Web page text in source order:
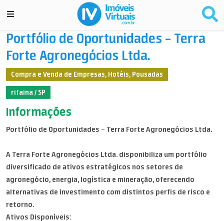
Portfólio de Oportunidades – Terra
Forte Agronegócios Ltda.
Compra e Venda de Empresas, Hotéis, Pousadas
rifaina / SP
Informações
Portfólio de Oportunidades – Terra Forte Agronegócios Ltda.
A Terra Forte Agronegócios Ltda. disponibiliza um portfólio
diversificado de ativos estratégicos nos setores de
agronegócio, energia, logística e mineração, oferecendo
alternativas de investimento com distintos perfis de risco e
retorno.
Ativos Disponíveis: